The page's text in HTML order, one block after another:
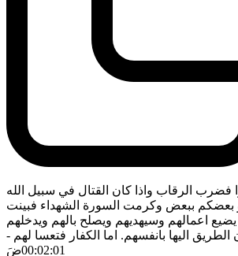
فضرب الرقاب واذا كان القتال في سبيل الله
بعضكم ببعض وكرمت السورة الشهداء فبينت
يضيع اعمالهم وسيهديهم ويصلح بالهم ويدخلهم
الطريق اليها بانفسهم. اما الكفار فتعسا لهم -
00:02:01ضَ